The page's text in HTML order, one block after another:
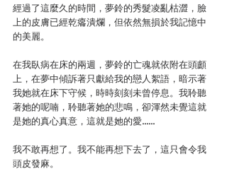
經過了這麼久的時間，夢鈴的秀髮凌亂枯澀，臉
上的皮膚已經乾癟潰爛，但依然無損於我記憶中
的美麗。
在我臥病在床的兩週，夢鈴的亡魂就依附在頭顱
上，在夢中傾訴著只獻給我的戀人絮語，暗示著
我她就在床下守候，時時刻刻未曾停息。我聆聽
著她的呢喃，聆聽著她的悲鳴，卻渾然未覺這就
是她的真心真意，這就是她的愛……
我不敢再想了。我不能再想下去了，這只會令我
頭皮發麻。